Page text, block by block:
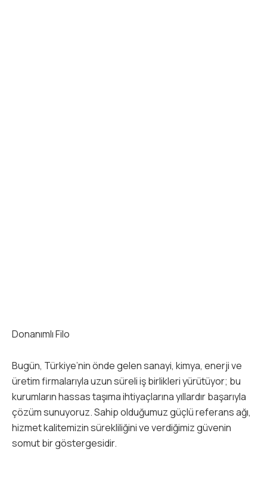
Donanımlı Filo
Bugün, Türkiye’nin önde gelen sanayi, kimya, enerji ve
üretim firmalarıyla uzun süreli iş birlikleri yürütüyor; bu
kurumların hassas taşıma ihtiyaçlarına yıllardır başarıyla
çözüm sunuyoruz. Sahip olduğumuz güçlü referans ağı,
hizmet kalitemizin sürekliliğini ve verdiğimiz güvenin
somut bir göstergesidir.